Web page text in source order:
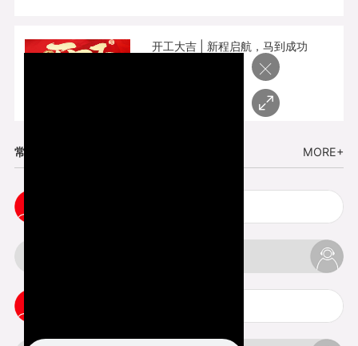
开工大吉 | 新程启航，马到成功
常见问题 MORE+
×